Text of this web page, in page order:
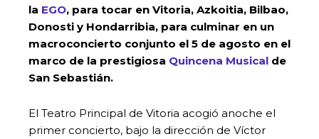
la EGO, para tocar en Vitoria, Azkoitia, Bilbao,
Donosti y Hondarribia, para culminar en un
macroconcierto conjunto el 5 de agosto en el
marco de la prestigiosa Quincena Musical de
San Sebastián.
El Teatro Principal de Vitoria acogió anoche el
primer concierto, bajo la dirección de Víctor